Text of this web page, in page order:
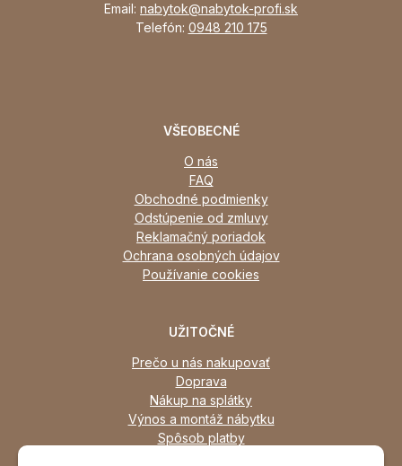
Email: nabytok@nabytok-profi.sk
Telefón: 0948 210 175
VŠEOBECNÉ
O nás
FAQ
Obchodné podmienky
Odstúpenie od zmluvy
Reklamačný poriadok
Ochrana osobných údajov
Používanie cookies
UŽITOČNÉ
Prečo u nás nakupovať
Doprava
Nákup na splátky
Výnos a montáž nábytku
Spôsob platby